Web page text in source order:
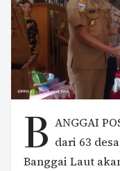
B ANGGAI
dari 63
Banggai Laut